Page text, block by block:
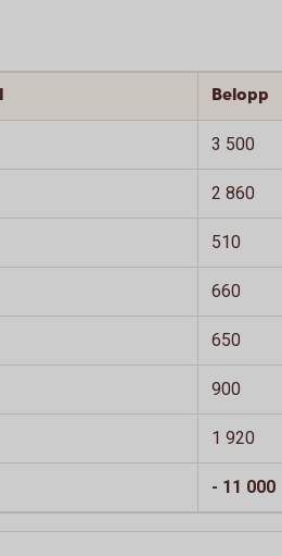
Belopp
3 500
2 860
510
660
650
900
1 920
- 11 000